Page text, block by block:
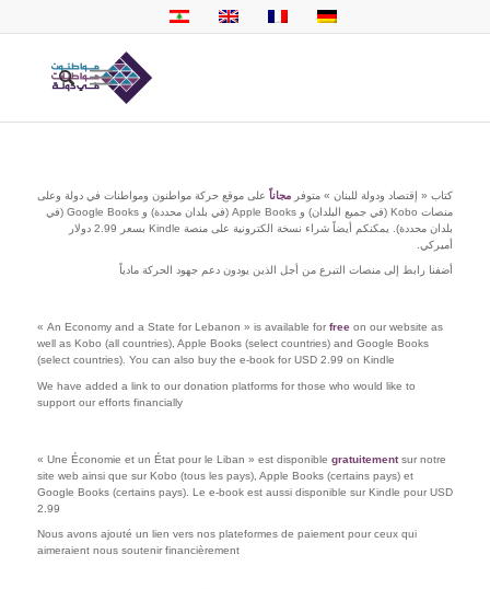
كتاب « إقتصاد ودولة للبنان » متوفر مجاناً على موقع حركة مواطنون ومواطنات في دولة وعلى
منصات Kobo (في جميع البلدان) و Apple Books (في بلدان محددة) و Google Books (في
بلدان محددة). يمكنكم أيضاً شراء نسخة الكترونية على منصة Kindle بسعر 2.99 دولار
أميركي.
أضفنا رابط إلى منصات التبرع من أجل الذين يودون دعم جهود الحركة مادياً
« An Economy and a State for Lebanon » is available for freeon our website as
well as Kobo (all countries), Apple Books (select countries) and Google Books
(select countries). You can also buy the e-book for USD 2.99 on Kindle
We have added a link to our donation platforms for those who would like to
support our efforts financially
« Une Économie et un État pour le Liban » est disponible gratuitementsur notre
site web ainsi que sur Kobo (tous les pays), Apple Books (certains pays) et
Google Books (certains pays). Le e-book est aussi disponible sur Kindle pour USD
2.99
Nous avons ajouté un lien vers nos plateformes de paiement pour ceux qui
aimeraient nous soutenir financièrement